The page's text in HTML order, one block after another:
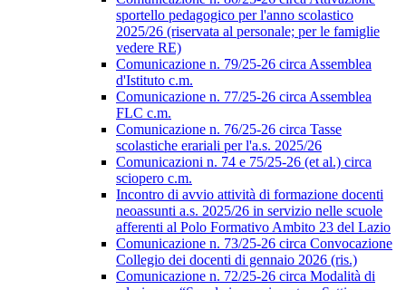
sportello pedagogico per l'anno scolastico
2025/26 (riservata al personale; per le famiglie
vedere RE)
Comunicazione n. 79/25-26 circa Assemblea
d'Istituto c.m.
Comunicazione n. 77/25-26 circa Assemblea
FLC c.m.
Comunicazione n. 76/25-26 circa Tasse
scolastiche erariali per l'a.s. 2025/26
Comunicazioni n. 74 e 75/25-26 (et al.) circa
sciopero c.m.
Incontro di avvio attività di formazione docenti
neoassunti a.s. 2025/26 in servizio nelle scuole
afferenti al Polo Formativo Ambito 23 del Lazio
Comunicazione n. 73/25-26 circa Convocazione
Collegio dei docenti di gennaio 2026 (ris.)
Comunicazione n. 72/25-26 circa Modalità di